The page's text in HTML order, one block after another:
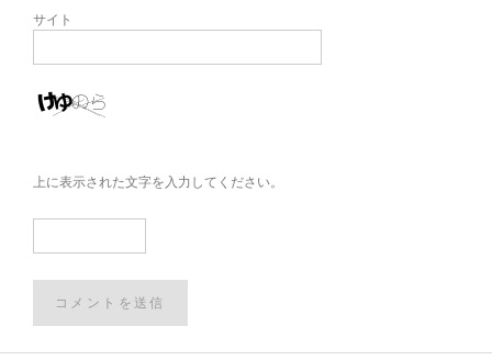
サイト
上に表示された文字を入力してください。